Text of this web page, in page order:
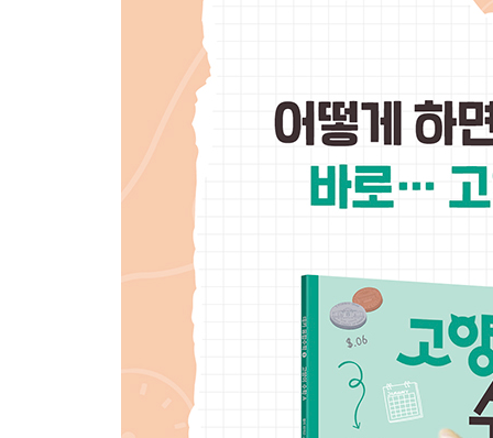
“수 점프” 게임 … 52
[배고픈 아기 고양이들 - 곱셈, 백분율, 정수, 분수]
아기 고양이는 얼마나 먹을까? … 54
고양이 사료 탐정 되기 … 56
이 사료에는 고기가 얼마나 들어 있을까? … 58
‘처음 5가지 재료’ 비법 … 60
어떤 사료가 가장 높은 점수를 받을까? … 62
아기 고양이 사료 고르기 … 65
“고양이 분수 찾기” 게임 … 71
해답 … 76
부록 … 79